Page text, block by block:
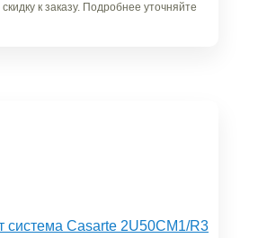
к заказу. Подробнее уточняйте